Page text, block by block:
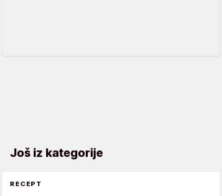
Još iz kategorije
RECEPT